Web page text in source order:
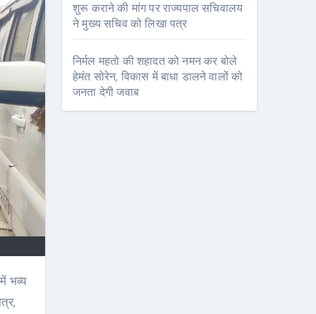
शुरू कराने की मांग पर राज्यपाल सचिवालय
ने मुख्य सचिव को लिखा पत्र
निर्मल महतो की शहादत को नमन कर बोले
हेमंत सोरेन, विकास में बाधा डालने वालों को
जनता देगी जवाब